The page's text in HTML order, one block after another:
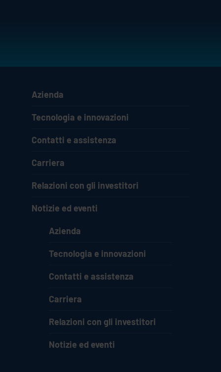
Azienda
Tecnologia e innovazioni
Contatti e assistenza
Carriera
Relazioni con gli investitori
Notizie ed eventi
Azienda
Tecnologia e innovazioni
Contatti e assistenza
Carriera
Relazioni con gli investitori
Notizie ed eventi